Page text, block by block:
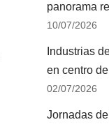
panorama
10/07/2026
Industrias
en centro
02/07/2026
Jornadas